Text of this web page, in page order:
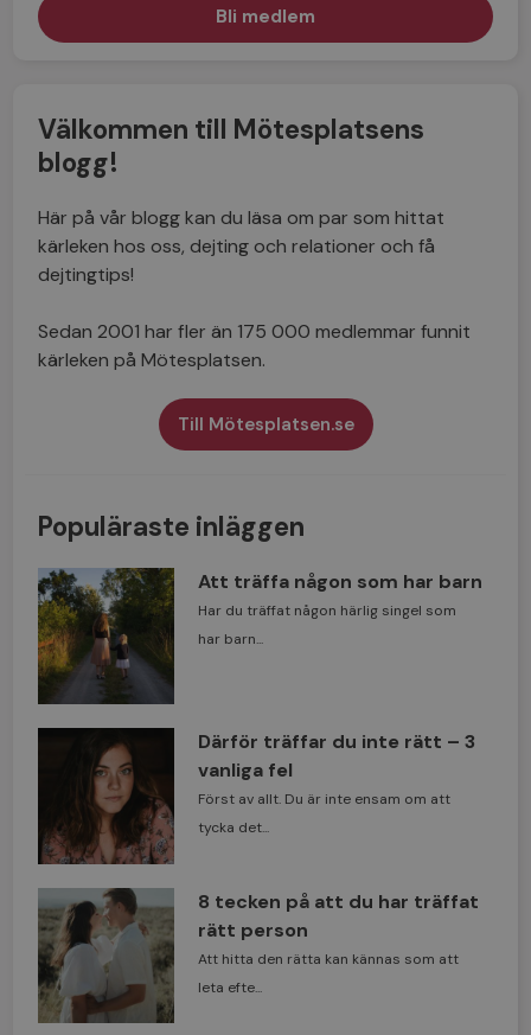
Välkommen till Mötesplatsens
blogg!
Här på vår blogg kan du läsa om par som hittat
kärleken hos oss, dejting och relationer och få
dejtingtips!
Sedan 2001 har fler än 175 000 medlemmar funnit
kärleken på Mötesplatsen.
Till Mötesplatsen.se
Populäraste inläggen
Att träffa någon som har barn
Har du träffat någon härlig singel som
har barn...
Därför träffar du inte rätt – 3
vanliga fel
Först av allt. Du är inte ensam om att
tycka det...
8 tecken på att du har träffat
rätt person
Att hitta den rätta kan kännas som att
leta efte...